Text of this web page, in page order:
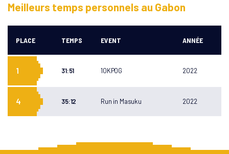
Meilleurs temps personnels au Gabon
PLACE TEMPS EVENT ANNÉE
1 31:51 10KPOG 2022
4 35:12 Run in Masuku 2022
RUN GABON
Marathon du Gabon
Run in Masuku
10KMPOG
ATHLÈTES
LABELS
NGOZO